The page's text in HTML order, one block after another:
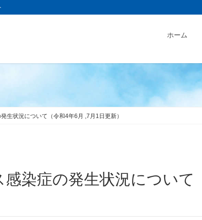
ホーム
生状況について（令和4年6月 ,7月1日更新）